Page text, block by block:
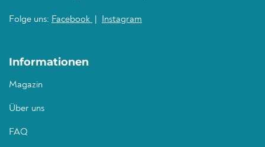
Folge uns: Facebook Instagram
Informationen
Magazin
Über uns
FAQ